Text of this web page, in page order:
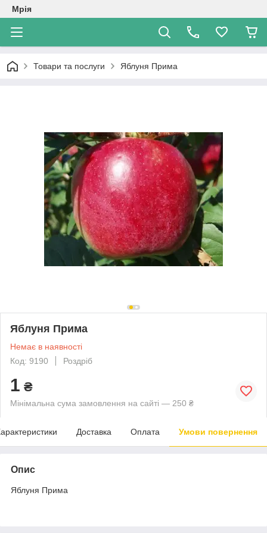
Мрія
Товари та послуги Яблуня Прима
Яблуня Прима
Немає в наявності
Код: 9190
Роздріб
1 ₴
Мінімальна сума замовлення на сайті — 250 ₴
Доставка Оплата Умови повернення
Опис
Яблуня Прима